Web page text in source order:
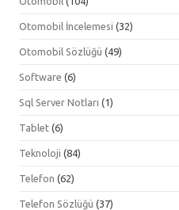
Otomobil İncelemesi (32)
Otomobil Sözlüğü (49)
Software (6)
Sql Server Notları (1)
Tablet (6)
Teknoloji (84)
Telefon (62)
Telefon Sözlüğü (37)